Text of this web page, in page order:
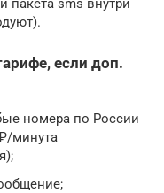
пакета sms внутри
если доп.
номера по России
минута